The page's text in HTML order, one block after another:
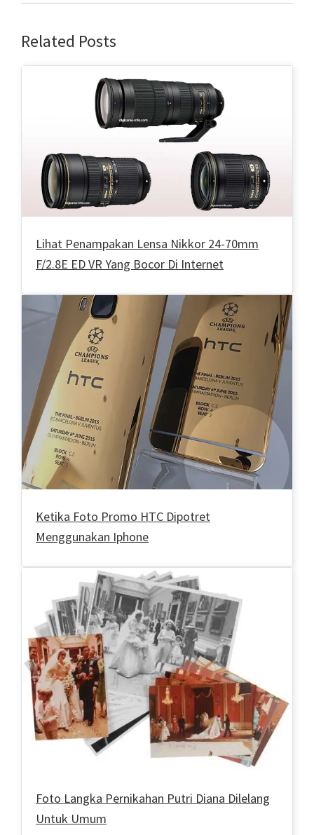
Related Posts
Lihat Penampakan Lensa Nikkor 24-70mm
F/2.8E ED VR Yang Bocor Di Internet
Ketika Foto Promo HTC Dipotret
Menggunakan Iphone
Foto Langka Pernikahan Putri Diana Dilelang
Untuk Umum